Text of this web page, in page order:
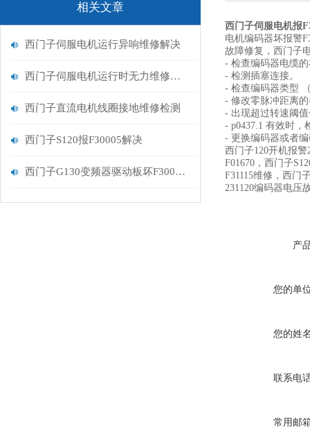
相关文章
西门子伺服电机运行异响维修解决
西门子伺服电机运行时无力维修解决
西门子直流电机线圈接地维修检测
西门子S120报F30005解决
西门子G130变频器驱动板坏F30021报警解决
西门子伺服电机报
电机编码器坏报警
故障修复，西门子
- 检查编码器电缆
- 检测插塞连接。
- 检查编码器类型
- 修改零脉冲距离
- 出现超过转速阈
- p0437.1 有效时，
- 更换编码器或者
西门子120开机报
F01670，西门子
F31115维修，西门
231120编码器电压
产
您的单
您的姓
联系电
常用邮